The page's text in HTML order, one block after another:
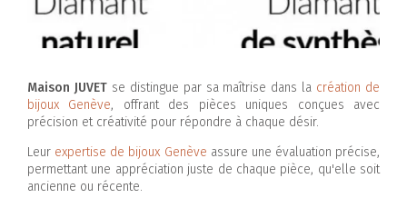
Maison JUVETse distingue par sa maîtrise dans la création de
bijoux Genève, offrant des pièces uniques conçues avec
précision et créativité pour répondre à chaque désir.
Leur expertise de bijoux Genève assure une évaluation précise,
permettant une appréciation juste de chaque pièce, qu'elle soit
ancienne ou récente.